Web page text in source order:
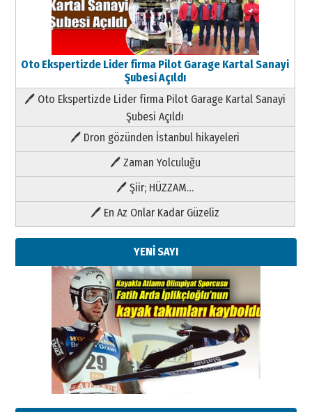
Oto Ekspertizde Lider firma Pilot Garage Kartal Sanayi
Şubesi Açıldı
🖊 Oto Ekspertizde Lider firma Pilot Garage Kartal Sanayi
Şubesi Açıldı
🖊 Dron gözünden İstanbul hikayeleri
🖊 Zaman Yolculuğu
🖊 Şiir; HÜZZAM…
🖊 En Az Onlar Kadar Güzeliz
YENİ SAYI
Kenan GÜLERCİ
Metin Külünk: Aileyi Korumak